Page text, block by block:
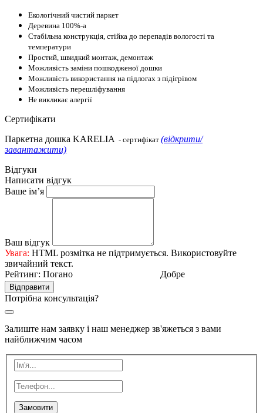
Екологічний чистий паркет
Деревина 100%-а
Стабільна конструкція, стійка до перепадів вологості та
температури
Простий, швидкий монтаж, демонтаж
Можливість заміни пошкодженої дошки
Можливість використання на підлогах з підігрівом
Можливість перешліфування
Не викликає алергії
Сертифікати
Паркетна дошка KARELIA - сертифікат (відкрити/
завантажити)
Відгуки
Написати відгук
Ваше ім’я
Ваш відгук
Увага: HTML розмітка не підтримується. Використовуйте
звичайний текст.
Рейтинг: Погано Добре
Відправити
Потрібна консультація?
Залиште нам заявку і наш менеджер зв'яжеться з вами
найближчим часом
Замовити